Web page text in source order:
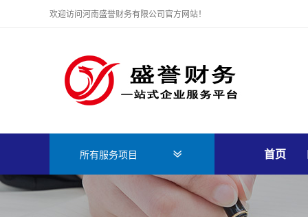
欢迎访问河南盛誉财务有限公司官方网站！
所有服务项目 首页